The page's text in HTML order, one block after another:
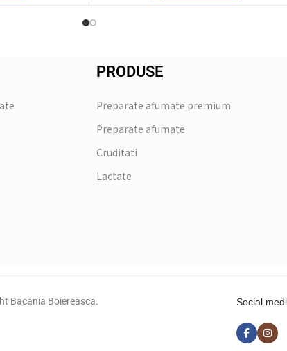
PRODUSE
Preparate afumate premium
Preparate afumate
Cruditati
Lactate
Bacania Boiereasca. Social